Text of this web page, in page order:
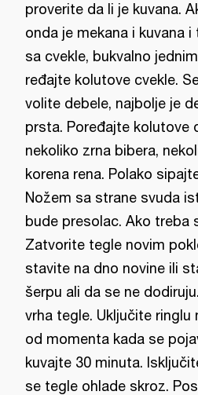
proverite da li je kuvana.
onda je mekana i kuvana
sa cvekle, bukvalno
ređajte kolutove cvekle.
volite debele, najbolje je
prsta. Poređajte kolutove
nekoliko zrna bibera,
korena rena. Polako
Nožem sa strane svuda
bude presolac. Ako treba
Zatvorite tegle novim
stavite na dno novine ili
šerpu ali da se ne
vrha tegle. Uključite
od momenta kada se
kuvajte 30 minuta.
se tegle ohlade skroz.